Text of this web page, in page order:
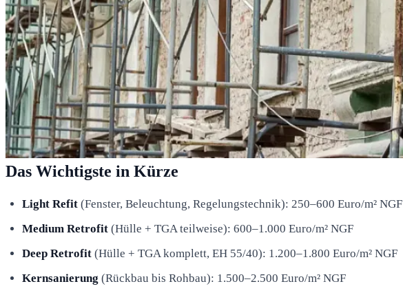
Das Wichtigste in Kürze
Light Refit (Fenster, Beleuchtung, Regelungstechnik): 250–600 Euro/m² NGF
Medium Retrofit (Hülle + TGA teilweise): 600–1.000 Euro/m² NGF
Deep Retrofit (Hülle + TGA komplett, EH 55/40): 1.200–1.800 Euro/m² NGF
Kernsanierung (Rückbau bis Rohbau): 1.500–2.500 Euro/m² NGF